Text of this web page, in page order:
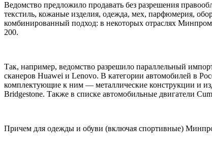
Ведомство предложило продавать без разрешения
текстиль, кожаные изделия, одежда, мех, парфюмерия,
комбинированный подход: в некоторых отраслях
200.
Так, например, ведомство разрешило параллельный
сканеров Huawei и Lenovo. В категории автомобилей в
комплектующие к ним — металлические конструкции и
Bridgestone. Также в списке автомобильные двигатели
Причем для одежды и обуви (включая спортивные)